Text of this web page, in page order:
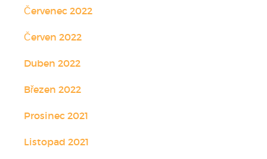
Červenec 2022
Červen 2022
Duben 2022
Březen 2022
Prosinec 2021
Listopad 2021